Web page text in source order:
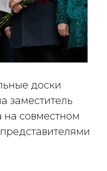
доски
заместитель
на совместном